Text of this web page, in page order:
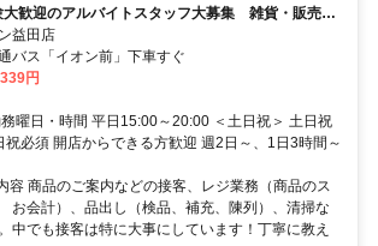
大歓迎のアルバイトスタッフ大募集 雑貨・販売・
スメ！
益田店
バス「イオン前」下車すぐ
円
曜日・時間 平日15:00～20:00 ＜土日祝＞ 土日祝
必須 開店からできる方歓迎 週2日～、1日3時間～
容 商品のご案内などの接客、レジ業務（商品のス
お会計）、品出し（検品、補充、陳列）、清掃な
中でも接客は特に大事にしています！丁寧に教え